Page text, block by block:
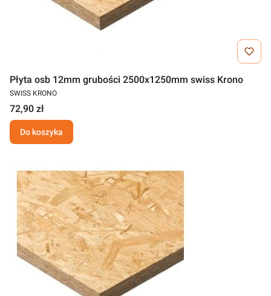
Płyta osb 12mm grubości 2500x1250mm swiss Krono
SWISS KRONO
72,90 zł
Do koszyka